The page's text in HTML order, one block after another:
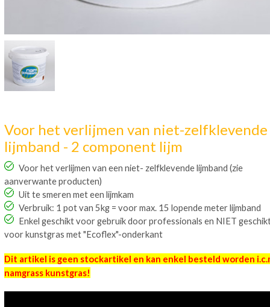
Voor het verlijmen van niet-zelfklevende
lijmband - 2 component lijm
Voor het verlijmen van een niet- zelfklevende lijmband (zie
aanverwante producten)
Uit te smeren met een lijmkam
Verbruik: 1 pot van 5kg = voor max. 15 lopende meter lijmband
Enkel geschikt voor gebruik door professionals en NIET
voor kunstgras met "Ecoflex"-onderkant
Dit artikel is geen stockartikel en kan enkel besteld worden
namgrass kunstgras!